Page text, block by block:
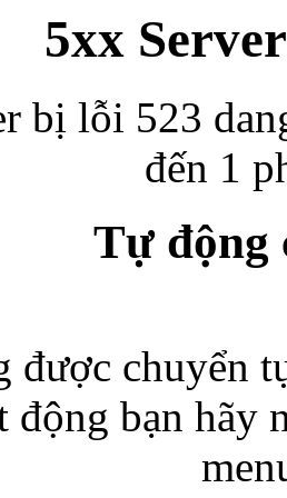
5xx
bị lỗi 523
đến 1
Tự động
được chuyển
động bạn hãy